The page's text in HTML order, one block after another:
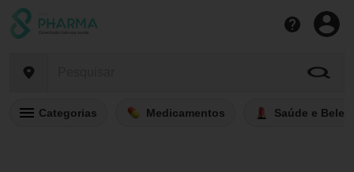
Categorias Medicamentos Saúde e